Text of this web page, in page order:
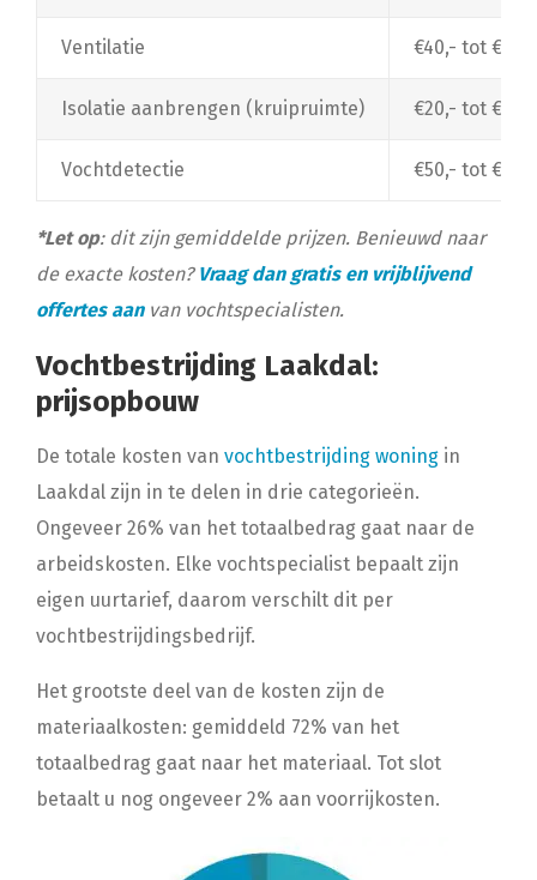
Ventilatie €40,- tot
Isolatie aanbrengen (kruipruimte) €20,- tot
Vochtdetectie €50,- tot
*Let op: dit zijn gemiddelde prijzen. Benieuwd naar
de exacte kosten? Vraag dan gratis en vrijblijvend
offertes aanvan vochtspecialisten.
Vochtbestrijding Laakdal:
prijsopbouw
De totale kosten van vochtbestrijding woning in
Laakdal zijn in te delen in drie categorieën.
Ongeveer 26% van het totaalbedrag gaat naar de
arbeidskosten. Elke vochtspecialist bepaalt zijn
eigen uurtarief, daarom verschilt dit per
vochtbestrijdingsbedrijf.
Het grootste deel van de kosten zijn de
materiaalkosten: gemiddeld 72% van het
totaalbedrag gaat naar het materiaal. Tot slot
betaalt u nog ongeveer 2% aan voorrijkosten.